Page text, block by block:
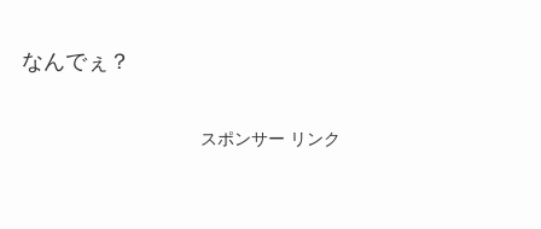
なんでぇ？
スポンサー リンク